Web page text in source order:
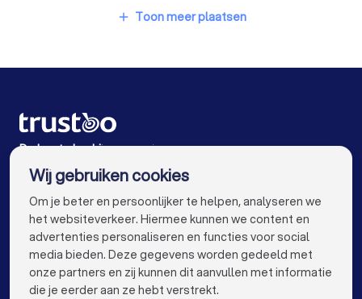
Schoorsteenvegers in Oudewater
Meubelmakers in Oudewater
Klusjesmannen in Oudewater
Aannemers in De Meern
Aannemers in Vleuten
Aannemers in Utrecht
Aannemers in Tilburg
Aannemers in Groningen
Aannemers in Almere
Aannemers in Nijmegen
Aannemers in Enschede
Aannemers in Haarlem
Aannemers in Arnhem
Aannemers in Amersfoort
add Toon meer plaatsen
De beste bedrijven voor jou
VOOR PARTICULIEREN keyboard_arrow_down
Wij gebruiken cookies
Om je beter en persoonlijker te helpen, analyseren we
het websiteverkeer. Hiermee kunnen we content en
advertenties personaliseren en functies voor social
media bieden. Deze gegevens worden gedeeld met
onze partners en zij kunnen dit aanvullen met informatie
die je eerder aan ze hebt verstrekt.